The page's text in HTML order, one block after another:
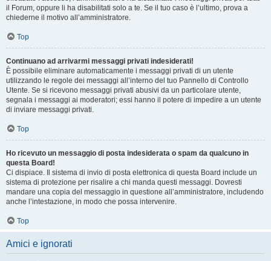
il Forum, oppure li ha disabilitati solo a te. Se il tuo caso è l’ultimo, prova a
chiederne il motivo all’amministratore.
Top
Continuano ad arrivarmi messaggi privati indesiderati!
È possibile eliminare automaticamente i messaggi privati ​​di un utente
utilizzando le regole dei messaggi all’interno del tuo Pannello di Controllo
Utente. Se si ricevono messaggi privati ​​abusivi da un particolare utente,
segnala i messaggi ai moderatori; essi hanno il potere di impedire a un utente
di inviare messaggi privati​​.
Top
Ho ricevuto un messaggio di posta indesiderata o spam da qualcuno in
questa Board!
Ci dispiace. Il sistema di invio di posta elettronica di questa Board include un
sistema di protezione per risalire a chi manda questi messaggi. Dovresti
mandare una copia del messaggio in questione all’amministratore, includendo
anche l’intestazione, in modo che possa intervenire.
Top
Amici e ignorati